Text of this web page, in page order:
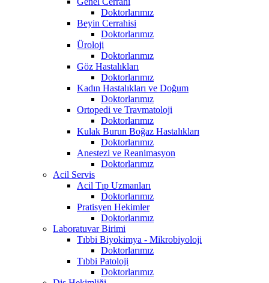
Doktorlarımız
Beyin Cerrahisi
Doktorlarımız
Üroloji
Doktorlarımız
Göz Hastalıkları
Doktorlarımız
Kadın Hastalıkları ve Doğum
Doktorlarımız
Ortopedi ve Travmatoloji
Doktorlarımız
Kulak Burun Boğaz Hastalıkları
Doktorlarımız
Anestezi ve Reanimasyon
Doktorlarımız
Acil Servis
Acil Tıp Uzmanları
Doktorlarımız
Pratisyen Hekimler
Doktorlarımız
Laboratuvar Birimi
Tıbbi Biyokimya - Mikrobiyoloji
Doktorlarımız
Tıbbi Patoloji
Doktorlarımız